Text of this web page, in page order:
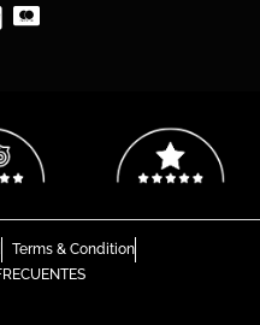
Terms & Condition